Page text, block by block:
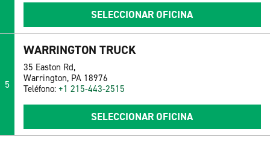
SELECCIONAR OFICINA
5
WARRINGTON TRUCK
35 Easton Rd,
Warrington, PA 18976
Teléfono: +1 215-443-2515
SELECCIONAR OFICINA